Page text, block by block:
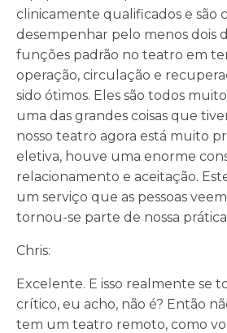
clinicamente qualificados e são
desempenhar pelo menos dois
funções padrão no teatro em
operação, circulação e
sido ótimos. Eles são todos
uma das grandes coisas que
nosso teatro agora está muito
eletiva, houve uma enorme
relacionamento e aceitação.
um serviço que as pessoas
tornou-se parte de nossa
Chris:
Excelente. E isso realmente se
crítico, eu acho, não é? Então
tem um teatro remoto, como